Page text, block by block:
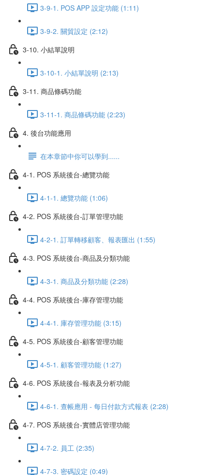
3-9-1. POS APP 設定功能 (1:11)
3-9-2. 關貿設定 (2:12)
3-10. 小結單說明
3-10-1. 小結單說明 (2:13)
3-11. 商品條碼功能
3-11-1. 商品條碼功能 (2:23)
4. 後台功能應用
在本章節中你可以學到......
4-1. POS 系統後台-總覽功能
4-1-1. 總覽功能 (1:06)
4-2. POS 系統後台-訂單管理功能
4-2-1. 訂單轉移顧客、報表匯出 (1:55)
4-3. POS 系統後台-商品及分類功能
4-3-1. 商品及分類功能 (2:28)
4-4. POS 系統後台-庫存管理功能
4-4-1. 庫存管理功能 (3:15)
4-5. POS 系統後台-顧客管理功能
4-5-1. 顧客管理功能 (1:27)
4-6. POS 系統後台-報表及分析功能
4-6-1. 查帳應用 - 每日付款方式報表 (2:28)
4-7. POS 系統後台-實體店管理功能
4-7-2. 員工 (2:35)
4-7-3. 密碼設定 (0:49)